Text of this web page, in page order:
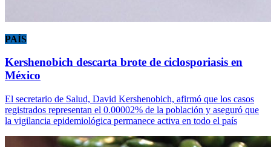
PAÍS
Kershenobich descarta brote de ciclosporiasis en
México
El secretario de Salud, David Kershenobich, afirmó que los casos
registrados representan el 0.00002% de la población y aseguró que
la vigilancia epidemiológica permanece activa en todo el país